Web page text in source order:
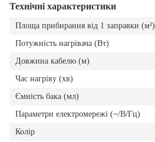
Технічні характеристики
Площа прибирання від 1 заправки (м²)
Потужність нагрівача (Вт)
Довжина кабелю (м)
Час нагріву (хв)
Ємність бака (мл)
Параметри електромережі (~/В/Гц)
Колір